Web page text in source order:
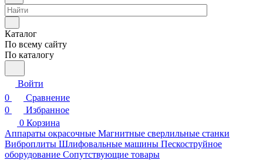
Каталог
По всему сайту
По каталогу
Войти
0
Сравнение
0
Избранное
0 Корзина
Аппараты окрасочные Магнитные сверлильные станки
Виброплиты Шлифовальные машины Пескоструйное
оборудование Сопутствующие товары